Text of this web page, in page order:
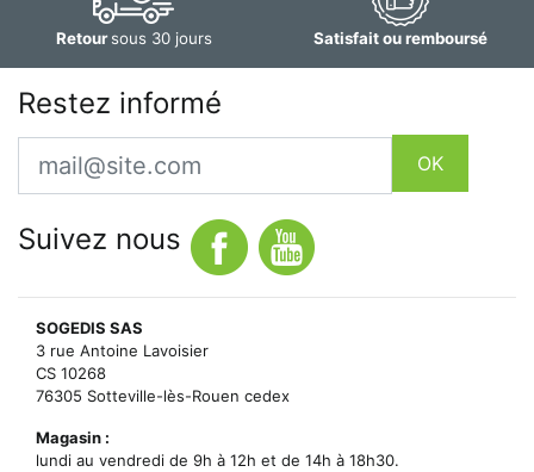
Retoursous 30 jours Satisfait ou remboursé
Restez informé
Email
OK
Suivez nous
SOGEDIS SAS
3 rue Antoine Lavoisier
CS 10268
76305 Sotteville-lès-Rouen cedex
Magasin :
lundi au vendredi de 9h à 12h et de 14h à 18h30.